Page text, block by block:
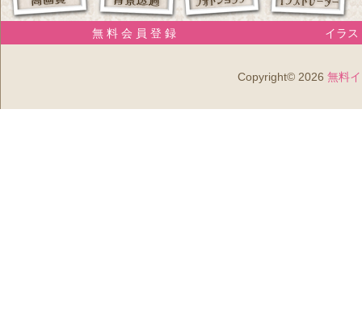
無 料 会 員 登 録 イラス
Copyright© 2026 無料